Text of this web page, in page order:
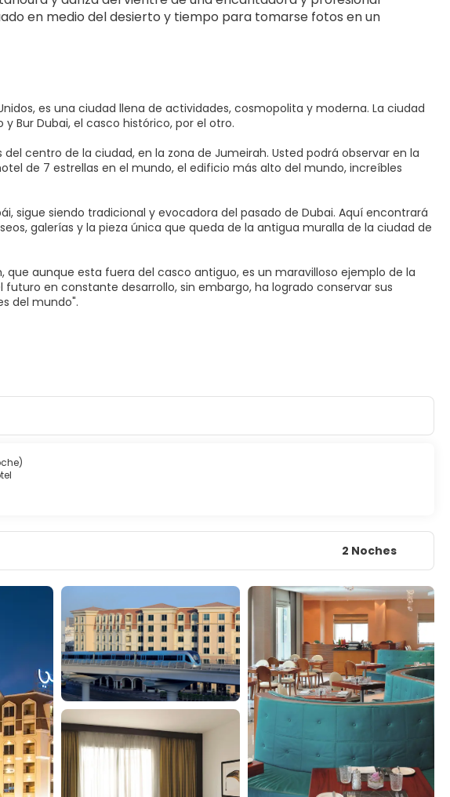
en medio del desierto y tiempo para tomarse fotos en un
es una ciudad llena de actividades, cosmopolita y moderna. La ciudad
Bur Dubai, el casco histórico, por el otro.
centro de la ciudad, en la zona de Jumeirah. Usted podrá observar en la
de 7 estrellas en el mundo, el edificio más alto del mundo, increíbles
sigue siendo tradicional y evocadora del pasado de Dubai. Aquí encontrará
galerías y la pieza única que queda de la antigua muralla de la ciudad de
aunque esta fuera del casco antiguo, es un maravilloso ejemplo de la
en constante desarrollo, sin embargo, ha logrado conservar sus
del mundo".
2 Noches